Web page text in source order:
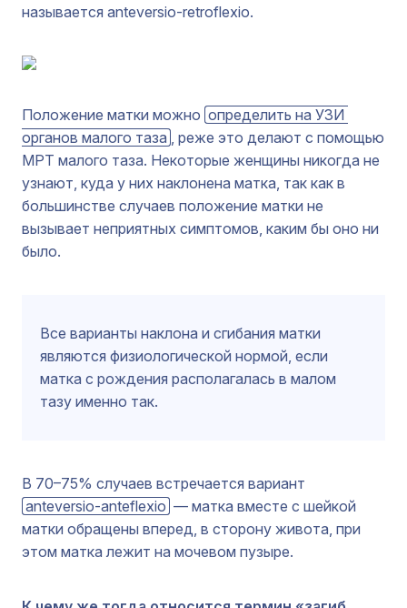
называется anteversio-retroflexio.
Положение матки можно определить на УЗИ
органов малого таза , реже это делают с помощью
МРТ малого таза. Некоторые женщины никогда не
узнают, куда у них наклонена матка, так как в
большинстве случаев положение матки не
вызывает неприятных симптомов, каким бы оно ни
было.
Все варианты наклона и сгибания матки
являются физиологической нормой, если
матка с рождения располагалась в малом
тазу именно так.
В 70–75% случаев встречается вариант
anteversio-anteflexio — матка вместе с шейкой
матки обращены вперед, в сторону живота, при
этом матка лежит на мочевом пузыре.